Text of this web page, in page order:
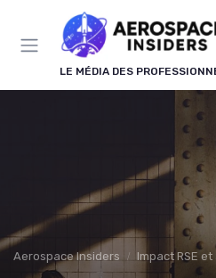
LE MÉDIA DES
Aerospace Insiders Impact RSE
Panneau de gestion des cookies